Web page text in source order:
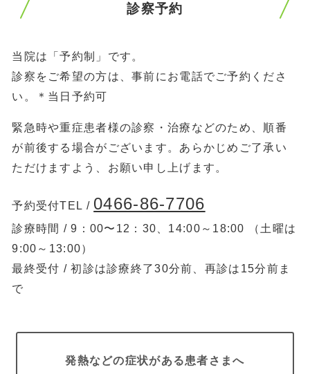
診察予約
当院は「予約制」です。
診察をご希望の方は、事前にお電話でご予約くださ
い。＊当日予約可
緊急時や重症患者様の診察・治療などのため、順番
が前後する場合がございます。あらかじめご了承い
ただけますよう、お願い申し上げます。
予約受付TEL / 0466-86-7706
診療時間 / 9：00〜12：30、14:00～18:00 （土曜は
9:00～13:00）
最終受付 / 初診は診療終了30分前、再診は15分前ま
で
発熱などの症状がある患者さまへ